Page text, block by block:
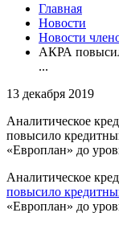
Главная
Новости
Новости
АКРА
...
13 декабря 2019
Аналитическое
повысило
«Европлан» до
Аналитическое
повысило
«Европлан» до